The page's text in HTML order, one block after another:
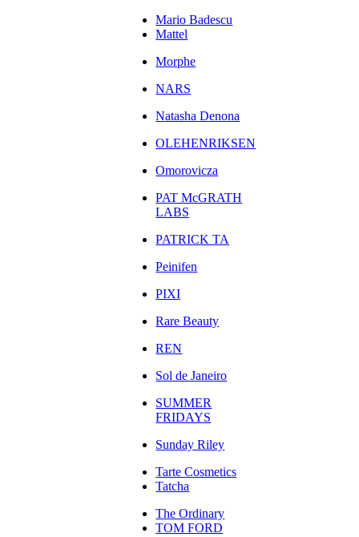
Mario Badescu
Mattel
Morphe
NARS
Natasha Denona
OLEHENRIKSEN
Omorovicza
PAT McGRATH
LABS
PATRICK TA
Peinifen
PIXI
Rare Beauty
REN
Sol de Janeiro
SUMMER
FRIDAYS
Sunday Riley
Tarte Cosmetics
Tatcha
The Ordinary
TOM FORD